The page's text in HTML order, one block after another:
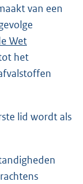
van een
Wet
het
lid wordt als